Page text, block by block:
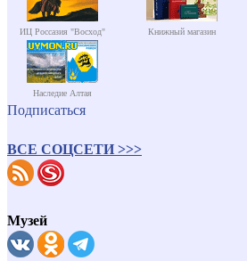
ИЦ Россазия "Восход" Книжный магазин
Наследие Алтая
Подписаться
ВСЕ СОЦСЕТИ >>>
Музей